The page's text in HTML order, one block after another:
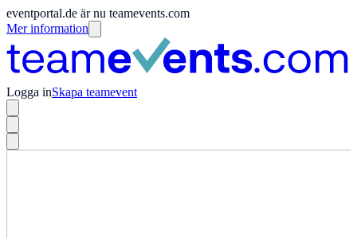
eventportal.de är nu teamevents.com
Mer information
Logga inSkapa teamevent